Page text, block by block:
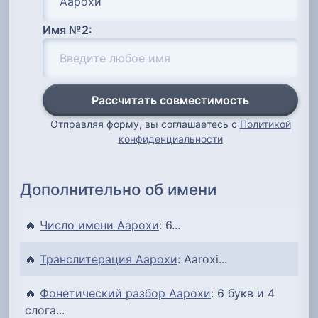
Имя №2:
Рассчитать совместимость
Отправляя форму, вы соглашаетесь с Политикой
конфиденциальности
Дополнительно об имени
🔥 Число имени Аарохи: 6...
🔥 Транслитерация Аарохи: Aaroxi...
🔥 Фонетический разбор Аарохи: 6 букв и 4
слога...